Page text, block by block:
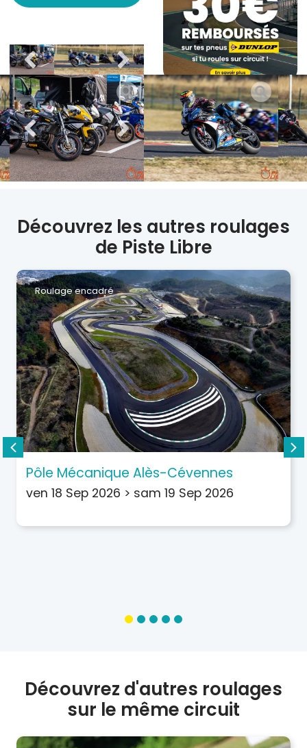
Découvrez les autres roulages
de Piste Libre
Roulage encadré
Pôle Mécanique Alès-Cévennes
ven 18 Sep 2026 > sam 19 Sep 2026
Découvrez d'autres roulages
sur le même circuit